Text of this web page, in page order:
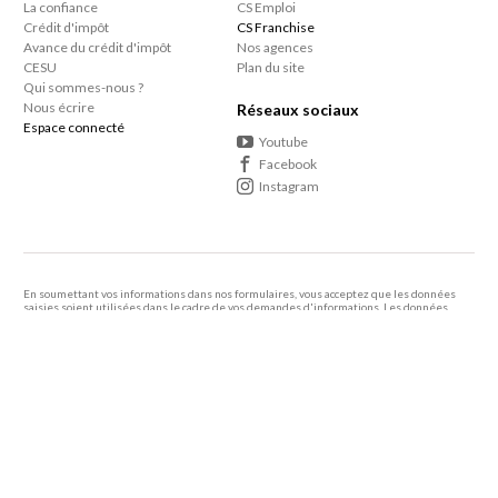
La confiance
Crédit d'impôt
Avance du crédit d'impôt
CESU
Qui sommes-nous ?
Nous écrire
Espace connecté
CS Emploi
CS Franchise
Nos agences
Plan du site
Réseaux sociaux
Youtube
Facebook
Instagram
En soumettant vos informations dans nos formulaires, vous acceptez que les données
saisies soient utilisées dans le cadre de vos demandes d'informations. Les données